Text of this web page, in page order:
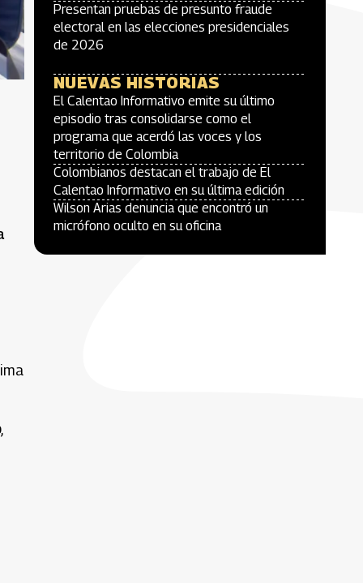
Presentan pruebas de presunto fraude
electoral en las elecciones presidenciales
de 2026
NUEVAS HISTORIAS
El Calentao Informativo emite su último
episodio tras consolidarse como el
programa que acerdó las voces y los
territorio de Colombia
Colombianos destacan el trabajo de El
Calentao Informativo en su última edición
Wilson Arias denuncia que encontró un
micrófono oculto en su oficina